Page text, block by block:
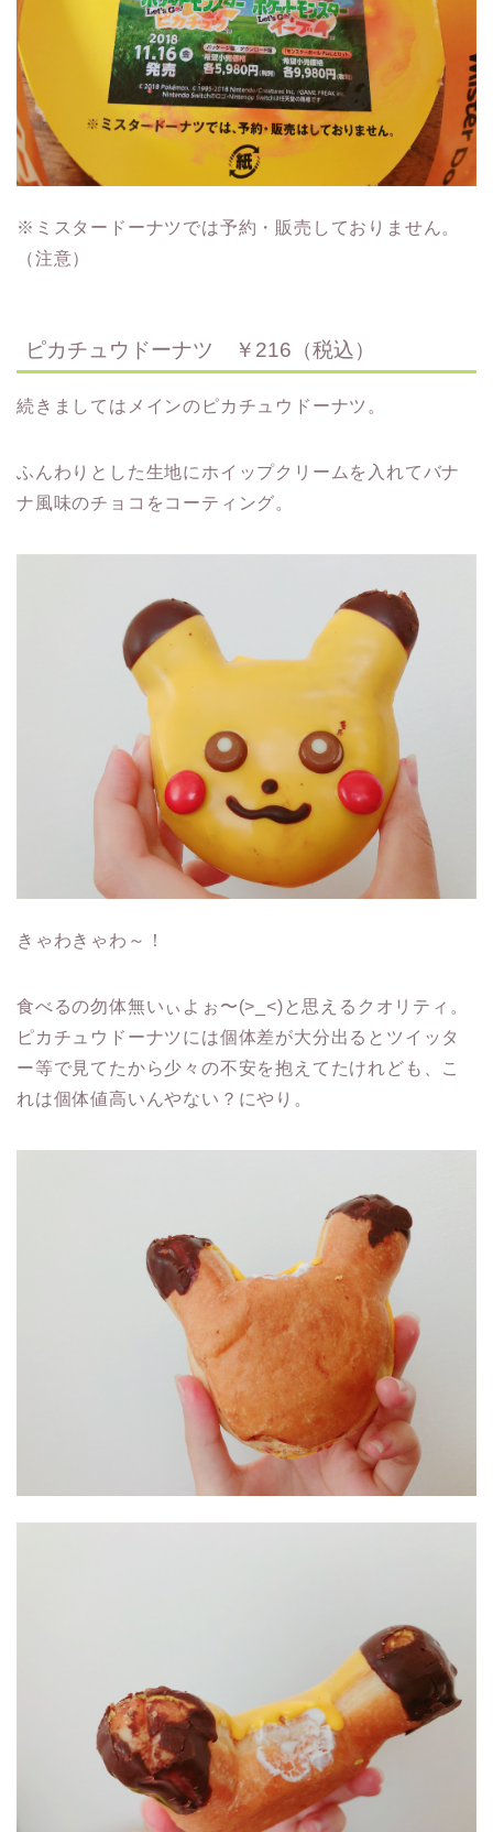
※ミスタードーナツでは予約・販売しておりません。
（注意）
ピカチュウドーナツ ￥216（税込）
続きましてはメインのピカチュウドーナツ。
ふんわりとした生地にホイップクリームを入れてバナ
ナ風味のチョコをコーティング。
きゃわきゃわ～！
食べるの勿体無いぃよぉ〜(>_<)と思えるクオリティ。
ピカチュウドーナツには個体差が大分出るとツイッタ
ー等で見てたから少々の不安を抱えてたけれども、こ
れは個体値高いんやない？にやり。